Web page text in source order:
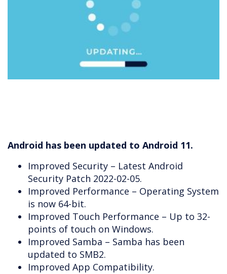
Android has been updated to Android 11.
Improved Security – Latest Android
Security Patch 2022-02-05.
Improved Performance – Operating System
is now 64-bit.
Improved Touch Performance – Up to 32-
points of touch on Windows.
Improved Samba – Samba has been
updated to SMB2.
Improved App Compatibility.